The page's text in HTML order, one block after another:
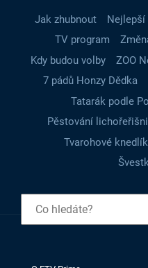
Jak zhubnout Nejlepší
TV program
Kdy budou volby
ZOO
7 pádů Honzy Dědka
Tatarák podle
Pěstování
Tvarohové